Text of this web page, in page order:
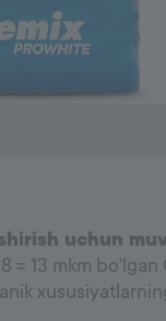
uchun
= 13 mkm